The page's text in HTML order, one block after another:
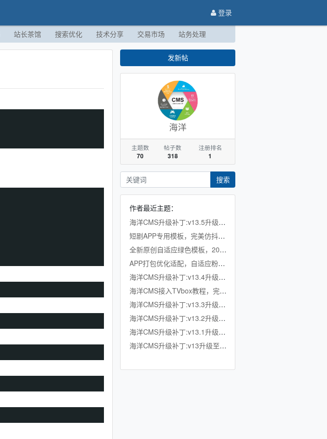
登录
站长茶馆 搜索优化 技术分享 交易市场 站务处理
发新帖
海洋
主题数
70
帖子数
318
注册排名
1
搜索
作者最近主题：
海洋CMS升级补丁:v13.5升级至v13.6
短剧APP专用模板，完美仿抖音竖屏短剧模板，滑动上下集，点赞收藏
全新原创自适应绿色模板，200K超小体积，加强版播放记录、搜索历史模块
APP打包优化适配，自适应粉色模板，小体积秒加载，模拟app动画效果，适合X
海洋CMS升级补丁:v13.4升级至v13.5
海洋CMS接入TVbox教程，完美适配TVbox，影视仓，OK影视等软件
海洋CMS升级补丁:v13.3升级至v13.4
海洋CMS升级补丁:v13.2升级至v13.3
海洋CMS升级补丁:v13.1升级至v13.2
海洋CMS升级补丁:v13升级至v13.1